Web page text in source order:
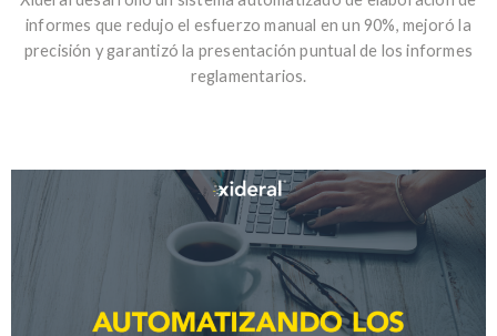
informes que redujo el esfuerzo manual en un 90%, mejoró la
precisión y garantizó la presentación puntual de los informes
reglamentarios.